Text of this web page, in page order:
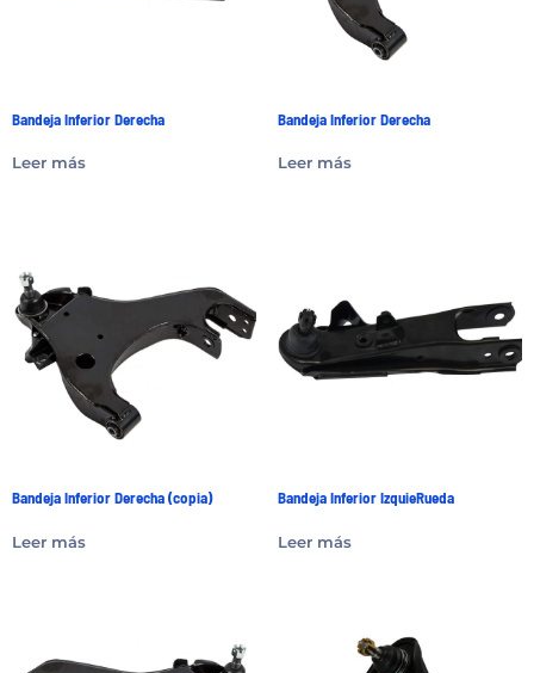
Bandeja Inferior Derecha
Leer más
Bandeja Inferior Derecha
Leer más
Bandeja Inferior Derecha (copia)
Leer más
Bandeja Inferior IzquieRueda
Leer más